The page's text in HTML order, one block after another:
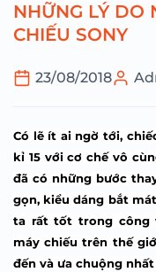
NHỮNG LÝ DO
CHIẾU SONY
23/08/2018
Có lẽ ít ai ngờ tới,
kỉ 15 với cơ chế vô
đã có những bước
gọn, kiểu dáng bắt
ta rất tốt trong công
máy chiếu trên thế
đến và ưa chuộng